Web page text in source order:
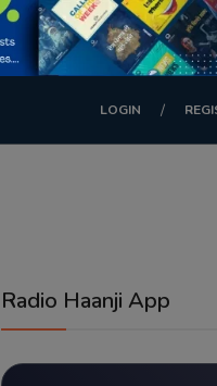
LOGIN /
Radio Haanji App